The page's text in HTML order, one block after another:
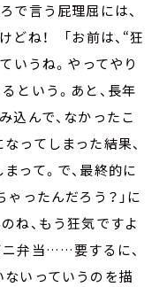
で言う屁理屈には、
ね！ 「お前は、“狂
いうね。やってやり
という。あと、長年
込んで、なかったこ
ってしまった結果、
って。で、最終的に
ったんだろう？」に
ね、もう狂気ですよ
弁当……要するに、
いっていうのを描